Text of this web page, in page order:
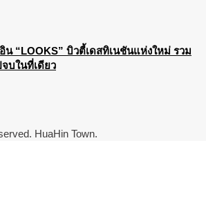
น “LOOKS” บิวตี้เดสทิเนชันแห่งใหม่ รวม
บในที่เดียว
HuaHin Town.